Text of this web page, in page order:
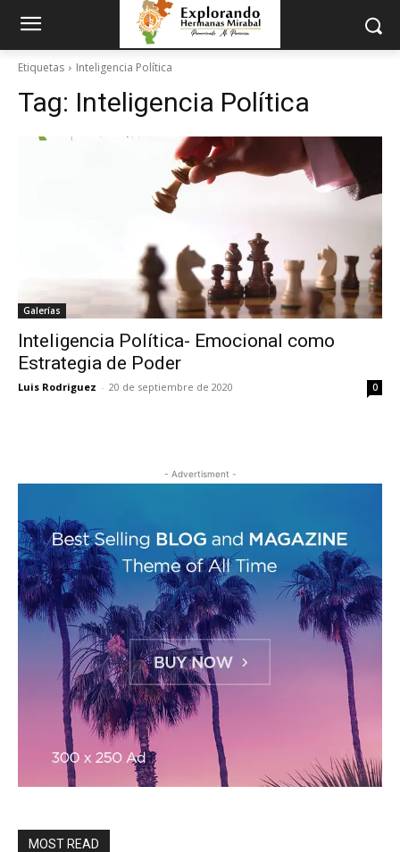
Etiquetas Inteligencia Política
Tag: Inteligencia Política
Galerías
Inteligencia Política- Emocional como
Estrategia de Poder
Luis Rodriguez - 20 de septiembre de 2020 0
- Advertisment -
MOST READ